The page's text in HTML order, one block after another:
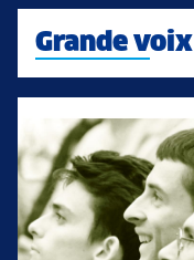
Grande voix